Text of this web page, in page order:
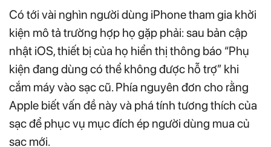
Có tới vài nghìn người dùng iPhone tham gia khởi
kiện mô tả trường hợp họ gặp phải: sau bản cập
nhật iOS, thiết bị của họ hiển thị thông báo “Phụ
kiện đang dùng có thể không được hỗ trợ” khi
cắm máy vào sạc cũ. Phía nguyên đơn cho rằng
Apple biết vấn đề này và phá tính tương thích của
sạc để phục vụ mục đích ép người dùng mua củ
sạc mới.